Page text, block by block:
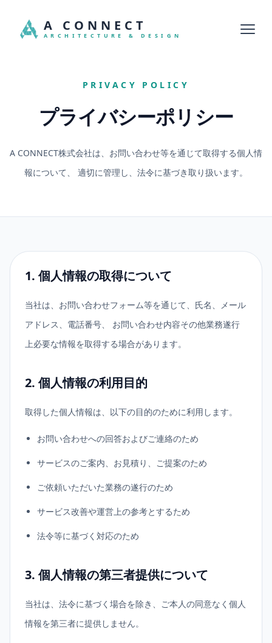
A CONNECT
ARCHITECTURE & DESIGN
PRIVACY POLICY
プライバシーポリシー
A CONNECT株式会社は、お問い合わせ等を通じて取得する個人情
報について、 適切に管理し、法令に基づき取り扱います。
1. 個人情報の取得について
当社は、お問い合わせフォーム等を通じて、氏名、メール
アドレス、電話番号、 お問い合わせ内容その他業務遂行
上必要な情報を取得する場合があります。
2. 個人情報の利用目的
取得した個人情報は、以下の目的のために利用します。
お問い合わせへの回答およびご連絡のため
サービスのご案内、お見積り、ご提案のため
ご依頼いただいた業務の遂行のため
サービス改善や運営上の参考とするため
法令等に基づく対応のため
3. 個人情報の第三者提供について
当社は、法令に基づく場合を除き、ご本人の同意なく個人
情報を第三者に提供しません。